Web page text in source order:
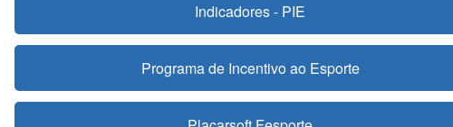
Indicadores - PIE
Programa de Incentivo ao Esporte